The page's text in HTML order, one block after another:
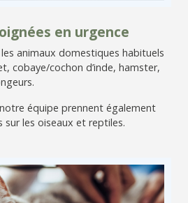
en urgence
animaux domestiques habituels
cobaye/cochon d’inde, hamster,
équipe prennent également
sur les oiseaux et reptiles.